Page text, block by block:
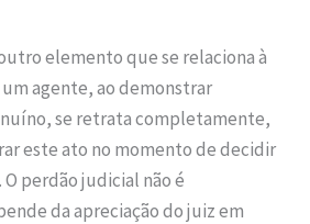
elemento que se relaciona à
agente, ao demonstrar
se retrata completamente,
este ato no momento de decidir
O perdão judicial não é
da apreciação do juiz em